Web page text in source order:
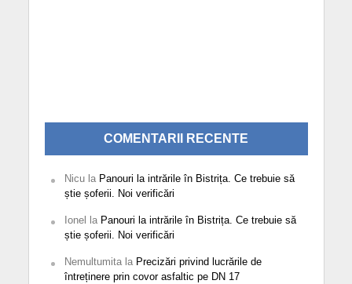
COMENTARII RECENTE
Nicula Panouri la intrările în Bistrița. Ce trebuie să
știe șoferii. Noi verificări
Ionel la Panouri la intrările în Bistrița. Ce trebuie să
știe șoferii. Noi verificări
Nemultumitala Precizări privind lucrările de
întreținere prin covor asfaltic pe DN 17